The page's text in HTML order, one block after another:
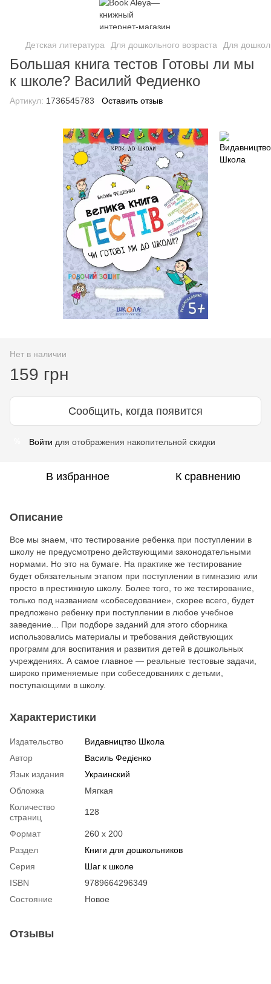
Детская литература Для дошкольного возраста Для
Большая книга тестов Готовы ли мы
к школе? Василий Федиенко
Артикул: 1736545783 Оставить отзыв
Нет в наличии
159 грн
Сообщить, когда появится
Войти для отображения накопительной скидки
В избранное К сравнению
Описание
Все мы знаем, что тестирование ребенка при поступлении в
школу не предусмотрено действующими законодательными
нормами. Но это на бумаге. На практике же тестирование
будет обязательным этапом при поступлении в гимназию или
просто в престижную школу. Более того, то же тестирование,
только под названием «собеседование», скорее всего, будет
предложено ребенку при поступлении в любое учебное
заведение... При подборе заданий для этого сборника
использовались материалы и требования действующих
программ для воспитания и развития детей в дошкольных
учреждениях. А самое главное — реальные тестовые задачи,
широко применяемые при собеседованиях с детьми,
поступающими в школу.
Характеристики
Издательство
Видавництво Школа
Автор
Василь Федієнко
Язык издания
Украинский
Обложка
Мягкая
Количество
страниц
128
Формат
260 х 200
Раздел
Книги для дошкольников
Серия
Шаг к школе
ISBN
9789664296349
Состояние
Новое
Отзывы